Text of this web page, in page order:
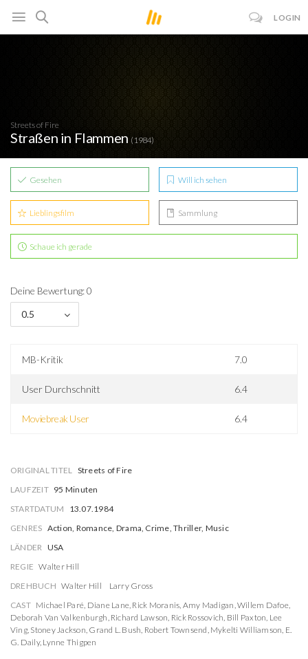
LOGIN
Streets of Fire
Straßen in Flammen (1984)
Gesehen Will ich sehen
Lieblingsfilm Sammlung
Schaue ich gerade
Deine Bewertung: 0
0.5
MB-Kritik 7.0
User Durchschnitt 6.4
Moviebreak User 6.4
ORIGINAL TITEL Streets of Fire
LAUFZEIT 95 Minuten
STARTDATUM
13.07.1984
GENRES Action, Romance, Drama, Crime, Thriller, Music
LÄNDER USA
REGIE Walter Hill
DREHBUCH Walter Hill
Larry Gross
CAST Michael Paré, Diane Lane, Rick Moranis, Amy Madigan,Willem Dafoe,
Deborah Van Valkenburgh, Richard Lawson, Rick Rossovich, Bill Paxton, Lee
Ving, Stoney Jackson, Grand L. Bush, Robert Townsend, Mykelti Williamson, E.
G. Daily, Lynne Thigpen